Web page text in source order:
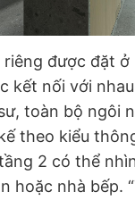
được đặt
kết nối với
toàn bộ ngôi
theo kiểu
2 có thể
hoặc nhà bếp.